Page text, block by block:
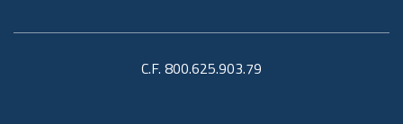
C.F. 800.625.903.79